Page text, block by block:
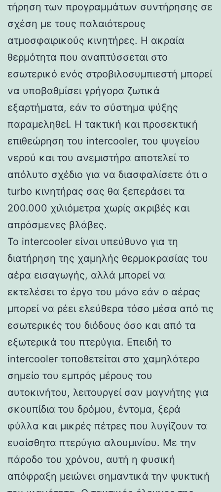
τήρηση των προγραμμάτων συντήρησης σε
σχέση με τους παλαιότερους
ατμοσφαιρικούς κινητήρες. Η ακραία
θερμότητα που αναπτύσσεται στο
εσωτερικό ενός στροβιλοσυμπιεστή μπορεί
να υποβαθμίσει γρήγορα ζωτικά
εξαρτήματα, εάν το σύστημα ψύξης
παραμεληθεί. Η τακτική και προσεκτική
επιθεώρηση του intercooler, του ψυγείου
νερού και του ανεμιστήρα αποτελεί το
απόλυτο σχέδιο για να διασφαλίσετε ότι ο
turbo κινητήρας σας θα ξεπεράσει τα
200.000 χιλιόμετρα χωρίς ακριβές και
απρόσμενες βλάβες.
Το intercooler είναι υπεύθυνο για τη
διατήρηση της χαμηλής θερμοκρασίας του
αέρα εισαγωγής, αλλά μπορεί να
εκτελέσει το έργο του μόνο εάν ο αέρας
μπορεί να ρέει ελεύθερα τόσο μέσα από τις
εσωτερικές του διόδους όσο και από τα
εξωτερικά του πτερύγια. Επειδή το
intercooler τοποθετείται στο χαμηλότερο
σημείο του εμπρός μέρους του
αυτοκινήτου, λειτουργεί σαν μαγνήτης για
σκουπίδια του δρόμου, έντομα, ξερά
φύλλα και μικρές πέτρες που λυγίζουν τα
ευαίσθητα πτερύγια αλουμινίου. Με την
πάροδο του χρόνου, αυτή η φυσική
απόφραξη μειώνει σημαντικά την ψυκτική